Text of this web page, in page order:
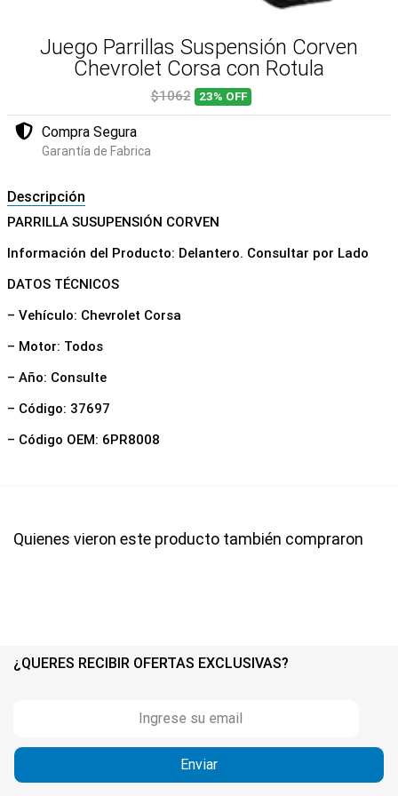
Juego Parrillas Suspensión Corven
Chevrolet Corsa con Rotula
$1062 23% OFF
Compra Segura
Garantía de Fabrica
Descripción
PARRILLA SUSUPENSIÓN CORVEN
Información del Producto: Delantero. Consultar por Lado
DATOS TÉCNICOS
– Vehículo: Chevrolet Corsa
– Motor: Todos
– Año: Consulte
– Código: 37697
– Código OEM: 6PR8008
Quienes vieron este producto también compraron
¿QUERES RECIBIR OFERTAS EXCLUSIVAS?